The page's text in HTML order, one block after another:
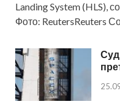
Landing System (HLS),
Фото: ReutersReuters